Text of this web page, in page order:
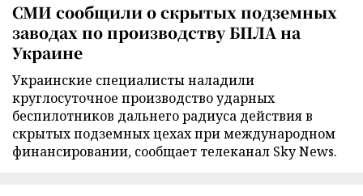
СМИ сообщили о скрытых подземных
заводах по производству БПЛА на
Украине
Украинские специалисты наладили
круглосуточное производство ударных
беспилотников дальнего радиуса действия в
скрытых подземных цехах при международном
финансировании, сообщает телеканал Sky News.